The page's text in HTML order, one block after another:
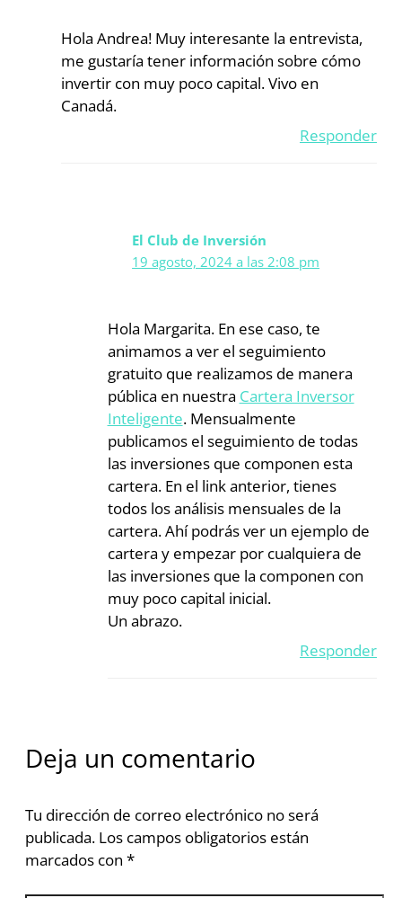
Hola Andrea! Muy interesante la entrevista,
me gustaría tener información sobre cómo
invertir con muy poco capital. Vivo en
Canadá.
Responder
El Club de Inversión
19 agosto, 2024 a las 2:08 pm
Hola Margarita. En ese caso, te
animamos a ver el seguimiento
gratuito que realizamos de manera
pública en nuestra Cartera Inversor
Inteligente. Mensualmente
publicamos el seguimiento de todas
las inversiones que componen esta
cartera. En el link anterior, tienes
todos los análisis mensuales de la
cartera. Ahí podrás ver un ejemplo de
cartera y empezar por cualquiera de
las inversiones que la componen con
muy poco capital inicial.
Un abrazo.
Responder
Deja un comentario
Tu dirección de correo electrónico no será
publicada. Los campos obligatorios están
marcados con *